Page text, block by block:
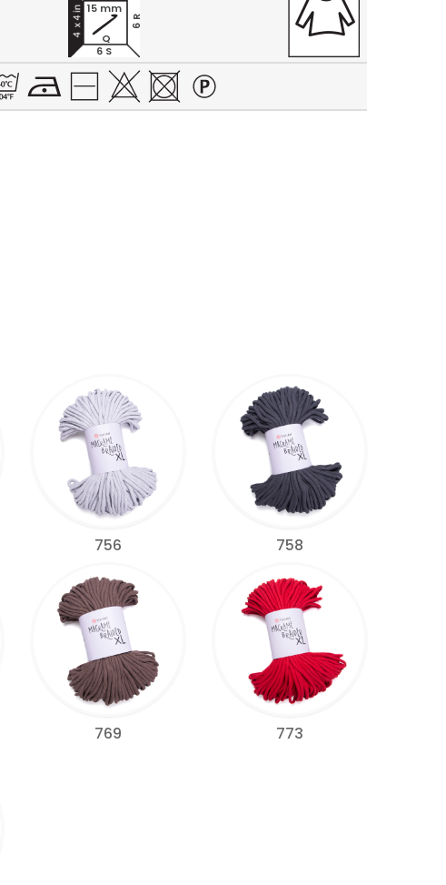
6 S
6 R
15 mm
Q
756 758
769 773